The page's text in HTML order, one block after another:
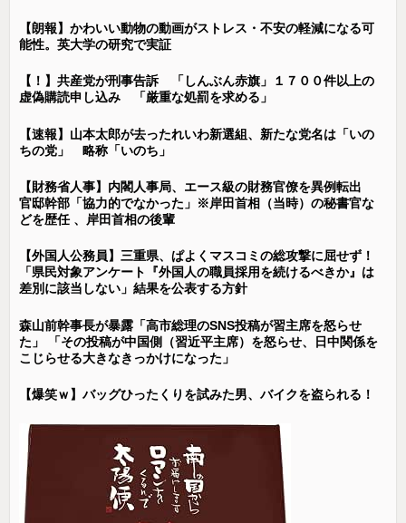
【朗報】かわいい動物の動画がストレス・不安の軽減になる可
能性。英大学の研究で実証
【！】共産党が刑事告訴 「しんぶん赤旗」１７００件以上の
虚偽購読申し込み 「厳重な処罰を求める」
【速報】山本太郎が去ったれいわ新選組、新たな党名は「いの
ちの党」 略称「いのち」
【財務省人事】内閣人事局、エース級の財務官僚を異例転出
官邸幹部「協力的でなかった」※岸田首相（当時）の秘書官な
どを歴任 、岸田首相の後輩
【外国人公務員】三重県、ぱよくマスコミの総攻撃に屈せず！
「県民対象アンケート『外国人の職員採用を続けるべきか』は
差別に該当しない」結果を公表する方針
森山前幹事長が暴露「高市総理のSNS投稿が習主席を怒らせ
た」 「その投稿が中国側（習近平主席）を怒らせ、日中関係を
こじらせる大きなきっかけになった」
【爆笑ｗ】バッグひったくりを試みた男、バイクを盗られる！